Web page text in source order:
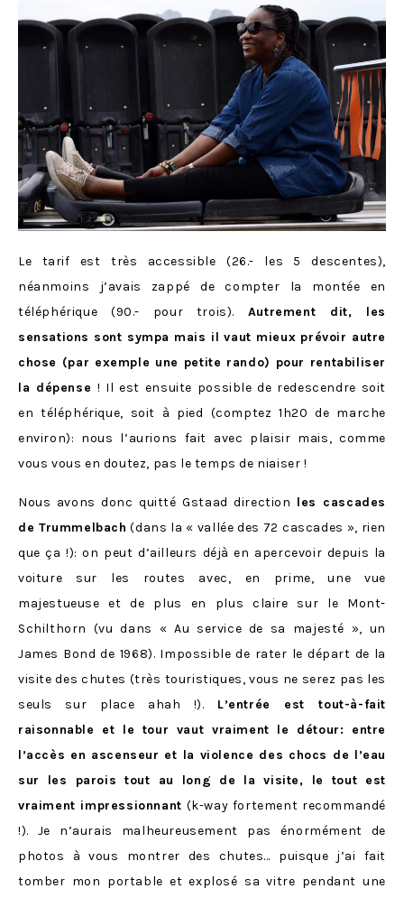
Le tarif est très accessible (26.- les 5 descentes),
néanmoins j’avais zappé de compter la montée en
téléphérique (90.- pour trois). Autrement dit, les
sensations sont sympa mais il vaut mieux prévoir autre
chose (par exemple une petite rando) pour rentabiliser
la dépense ! Il est ensuite possible de redescendre soit
en téléphérique, soit à pied (comptez 1h20 de marche
environ): nous l’aurions fait avec plaisir mais, comme
vous vous en doutez, pas le temps de niaiser !
Nous avons donc quitté Gstaad direction les cascades
de Trummelbach (dans la « vallée des 72 cascades », rien
que ça !): on peut d’ailleurs déjà en apercevoir depuis la
voiture sur les routes avec, en prime, une vue
majestueuse et de plus en plus claire sur le Mont-
Schilthorn (vu dans « Au service de sa majesté », un
James Bond de 1968). Impossible de rater le départ de la
visite des chutes (très touristiques, vous ne serez pas les
seuls sur place ahah !). L’entrée est tout-à-fait
raisonnable et le tour vaut vraiment le détour: entre
l’accès en ascenseur et la violence des chocs de l’eau
sur les parois tout au long de la visite, le tout est
vraiment impressionnant (k-way fortement recommandé
!). Je n’aurais malheureusement pas énormément de
photos à vous montrer des chutes… puisque j’ai fait
tomber mon portable et explosé sa vitre pendant une